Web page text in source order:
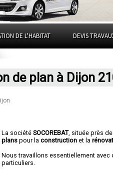
DE L'HABITAT DEVIS
de plan à Dijon
La sociétéSOCOREBAT, située près
plans pour laconstruction et la
Nous travaillons essentiellement
particuliers.